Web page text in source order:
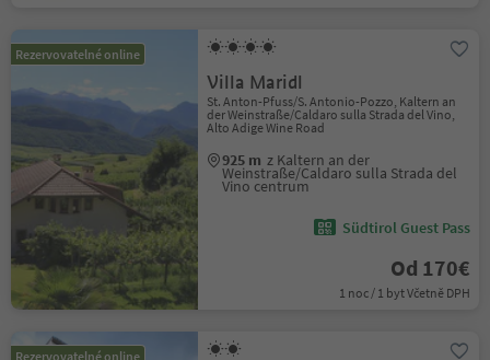
Rezervovatelné online
Villa Maridl
St. Anton-Pfuss/S. Antonio-Pozzo, Kaltern an
der Weinstraße/Caldaro sulla Strada del Vino,
Alto Adige Wine Road
925 m z Kaltern an der
Weinstraße/Caldaro sulla Strada del
Vino centrum
Südtirol Guest Pass
Od 170€
1 noc / 1 byt Včetně DPH
Rezervovatelné online